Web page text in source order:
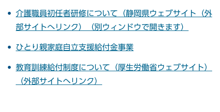
介護職員初任者研修について（静岡県ウェブサイト（外
部サイトへリンク）（別ウィンドウで開きます）
ひとり親家庭自立支援給付金事業
教育訓練給付制度について（厚生労働省ウェブサイト）
（外部サイトへリンク）